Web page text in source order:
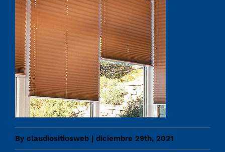
By claudiositiosweb | diciembre 29th, 2021